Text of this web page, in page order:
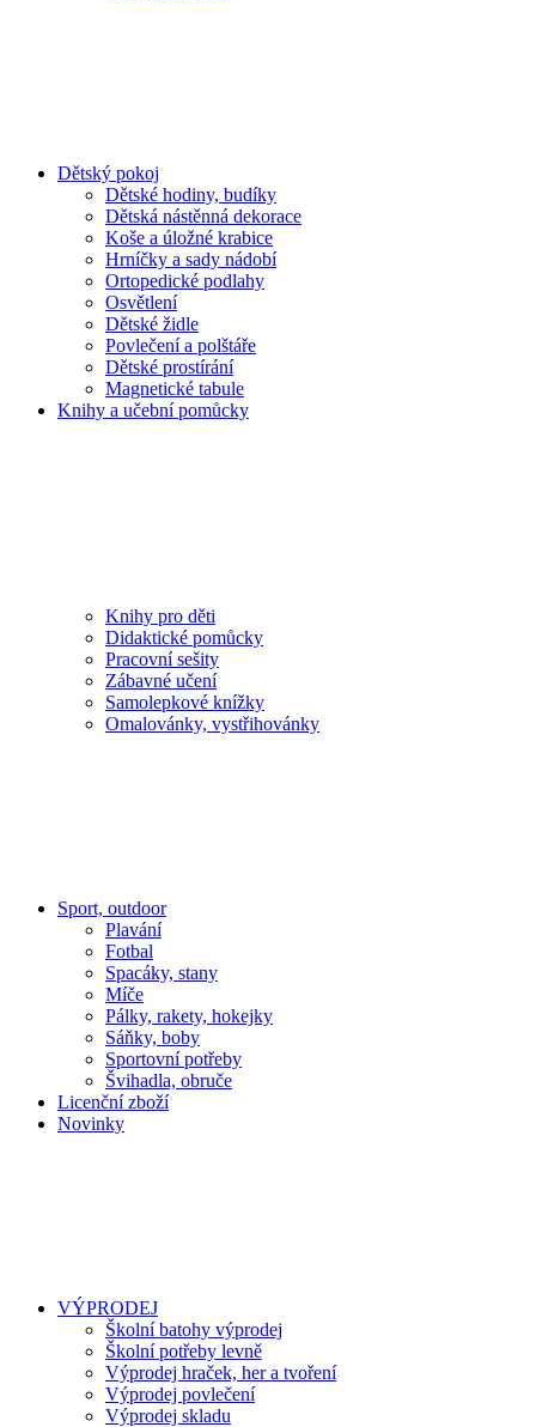
Dětský pokoj
Dětské hodiny, budíky
Dětská nástěnná dekorace
Koše a úložné krabice
Hrníčky a sady nádobí
Ortopedické podlahy
Osvětlení
Dětské židle
Povlečení a polštáře
Dětské prostírání
Magnetické tabule
Knihy a učební pomůcky
Knihy pro děti
Didaktické pomůcky
Pracovní sešity
Zábavné učení
Samolepkové knížky
Omalovánky, vystřihovánky
Sport, outdoor
Plavání
Fotbal
Spacáky, stany
Míče
Pálky, rakety, hokejky
Sáňky, boby
Sportovní potřeby
Švihadla, obruče
Licenční zboží
Novinky
VÝPRODEJ
Školní batohy výprodej
Školní potřeby levně
Výprodej hraček, her a tvoření
Výprodej povlečení
Výprodej skladu